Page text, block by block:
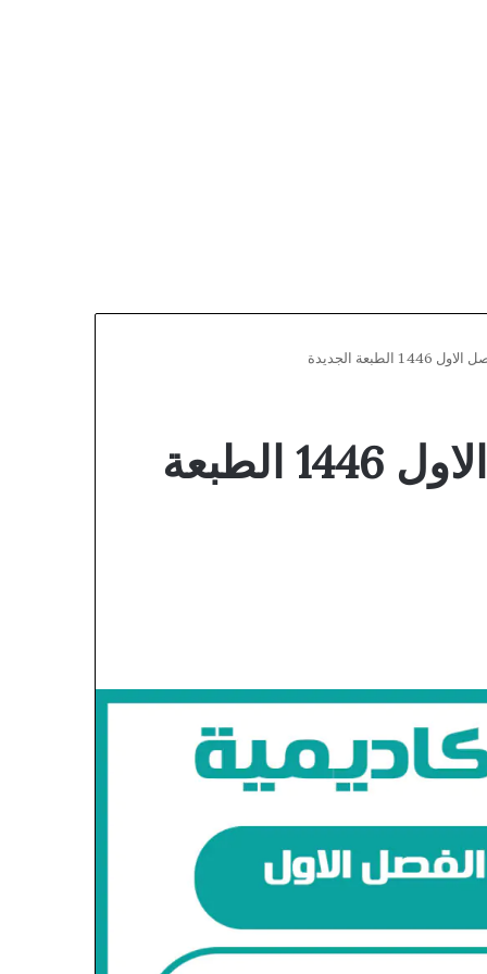
الجديدة
حل كتاب التربية الفنية خامس ابتدائي الفصل الاول 1446 الطبعة